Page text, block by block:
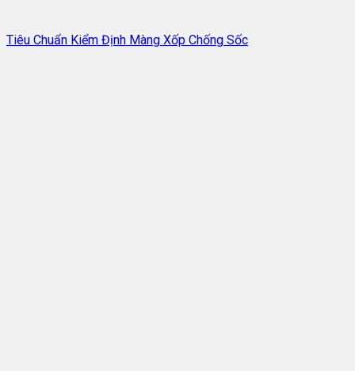
Tiêu Chuẩn Kiểm Định Màng Xốp Chống Sốc